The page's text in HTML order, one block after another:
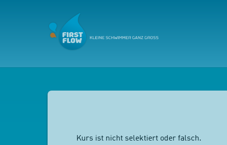
Kurs ist nicht selektiert oder falsch.